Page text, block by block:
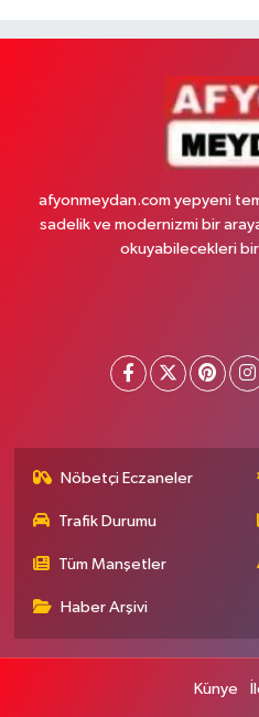
afyonmeydan.com yepyeni
sadelik ve modernizmi bir
okuyabilecekleri
Nöbetçi Eczaneler
Trafik Durumu
Tüm Manşetler
Haber Arşivi
Künye